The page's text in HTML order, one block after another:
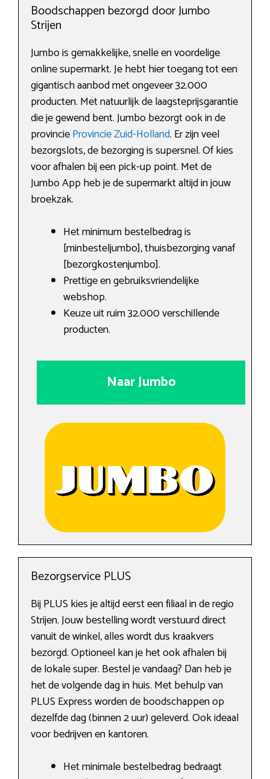
Boodschappen bezorgd door Jumbo
Strijen
Jumbo is gemakkelijke, snelle en voordelige
online supermarkt. Je hebt hier toegang tot een
gigantisch aanbod met ongeveer 32.000
producten. Met natuurlijk de laagsteprijsgarantie
die je gewend bent. Jumbo bezorgt ook in de
provincieProvincie Zuid-Holland. Er zijn veel
bezorgslots, de bezorging is supersnel. Of kies
voor afhalen bij een pick-up point. Met de
Jumbo App heb je de supermarkt altijd in jouw
broekzak.
Het minimum bestelbedrag is
[minbesteljumbo], thuisbezorging vanaf
[bezorgkostenjumbo].
Prettige en gebruiksvriendelijke
webshop.
Keuze uit ruim 32.000 verschillende
producten.
Naar Jumbo
Bezorgservice PLUS
Bij PLUS kies je altijd eerst een filiaal in de regio
Strijen. Jouw bestelling wordt verstuurd direct
vanuit de winkel, alles wordt dus kraakvers
bezorgd. Optioneel kan je het ook afhalen bij
de lokale super. Bestel je vandaag? Dan heb je
het de volgende dag in huis. Met behulp van
PLUS Express worden de boodschappen op
dezelfde dag (binnen 2 uur) geleverd. Ook ideaal
voor bedrijven en kantoren.
Het minimale bestelbedrag bedraagt